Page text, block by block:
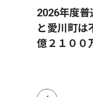
2026年度
と愛川町は
億２１００